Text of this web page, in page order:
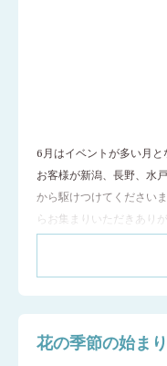
6月はイベントが多い月
お客様が新潟、長野、水
から駆けつけてください
らお集まりいただきあり
候に恵まれ、爽やかなハ
花の季節の始ま